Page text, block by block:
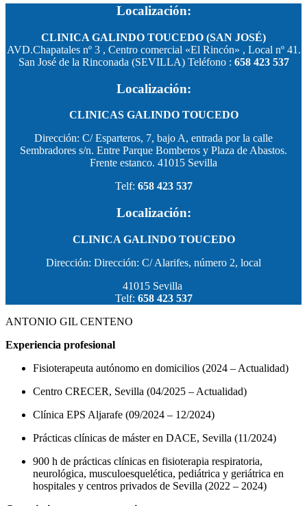
Localización:
CLINICA GALINDO TOUCEDO (SAN JOSÉ)
AVD.Chapatales nº 3 , Centro comercial «El Rincón» , Local nº 41.
San José de la Rinconada (SEVILLA) Teléfono : 658 423 537
Localización:
CLINICAS GALINDO TOUCEDO
Dirección: C/ Esparteros, 7, bajo A, entrada por la calle
Sembradores s/n. Entre Parque Bomberos y Plaza de Abastos.
Frente estanco. 41015 Sevilla
Telf: 658 423 537
Localización:
CLINICA GALINDO TOUCEDO
Dirección: Dirección: C/ Alarifes, número 2, local
41015 Sevilla
Telf: 658 423 537
ANTONIO GIL CENTENO
Experiencia profesional
Fisioterapeuta autónomo en domicilios (2024 – Actualidad)
Centro CRECER, Sevilla (04/2025 – Actualidad)
Clínica EPS Aljarafe (09/2024 – 12/2024)
Prácticas clínicas de máster en DACE, Sevilla (11/2024)
900 h de prácticas clínicas en fisioterapia respiratoria,
neurológica, musculoesquelética, pediátrica y geriátrica en
hospitales y centros privados de Sevilla (2022 – 2024)